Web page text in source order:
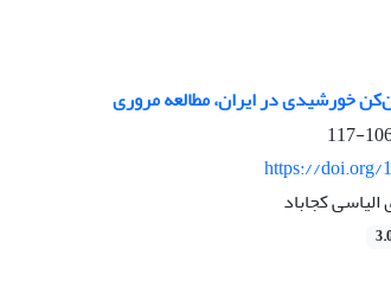
خورشیدی در ایران، مطالعه مروری
106-
https://doi.org/
کجاباد